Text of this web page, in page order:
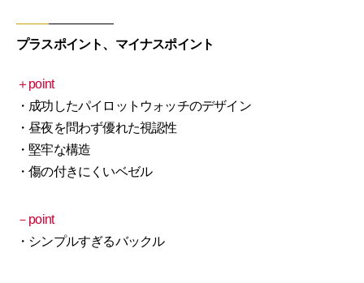
プラスポイント、マイナスポイント
＋point
・成功したパイロットウォッチのデザイン
・昼夜を問わず優れた視認性
・堅牢な構造
・傷の付きにくいベゼル
－point
・シンプルすぎるバックル